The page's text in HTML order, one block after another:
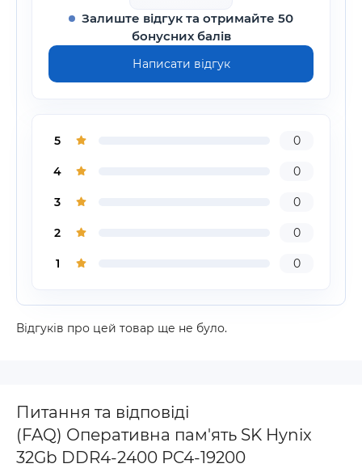
Залиште відгук та отримайте 50
бонусних балів
Написати відгук
5 0
4 0
3 0
2 0
1 0
Відгуків про цей товар ще не було.
Питання та відповіді
(FAQ) Оперативна пам'ять SK Hynix
32Gb DDR4-2400 PC4-19200